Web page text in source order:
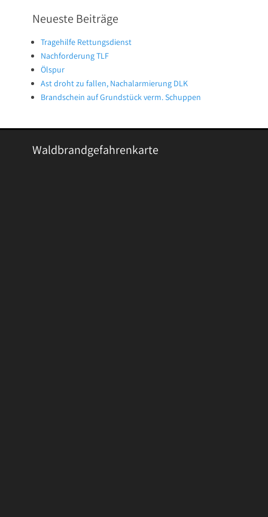
Neueste Beiträge
Tragehilfe Rettungsdienst
Nachforderung TLF
Ölspur
Ast droht zu fallen, Nachalarmierung DLK
Brandschein auf Grundstück verm. Schuppen
Waldbrandgefahrenkarte